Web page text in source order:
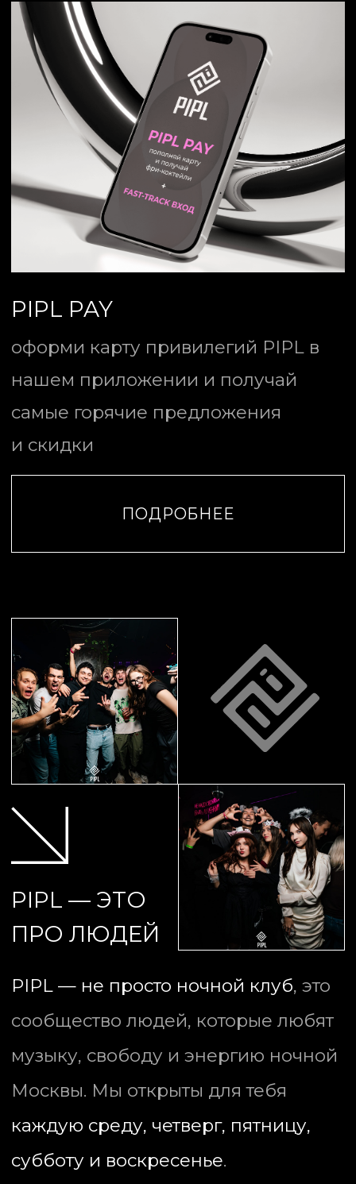
PIPL — ЭТО
ПРО ЛЮДЕЙ
В нашем пространстве каждый
авторские коктейли и атмосферу,
PIPL — не просто ночной клуб, это
сообщество людей, которые любят
музыку, свободу и энергию ночной
Москвы. Мы открыты для тебя
каждую среду, четверг, пятницу,
субботу и воскресенье
ПОПАСТЬ В СПИСКИ